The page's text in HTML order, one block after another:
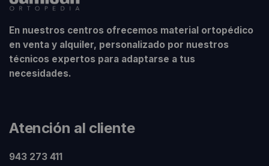
En nuestros centros ofrecemos material ortopédico
en venta y alquiler, personalizado por nuestros
técnicos expertos para adaptarse a tus
necesidades.
Atención al cliente
943 273 411